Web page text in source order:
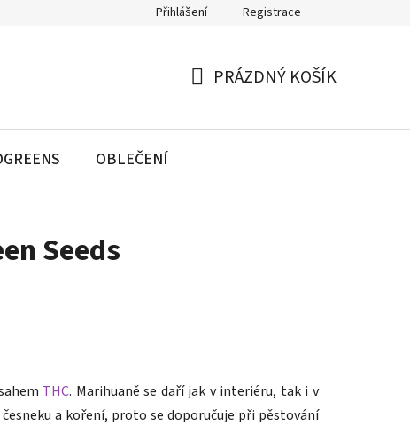
Přihlášení Registrace
PRÁZDNÝ KOŠÍK
OBLEČENÍ
Seeds
THC. Marihuaně se daří jak v interiéru, tak i v
a koření, proto se doporučuje při pěstování